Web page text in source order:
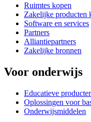
Ruimtes kopen
Zakelijke producten
Software en services
Partners
Alliantiepartners
Zakelijke bronnen
Voor onderwijs
Educatieve
Oplossingen voor
Onderwijsmiddelen